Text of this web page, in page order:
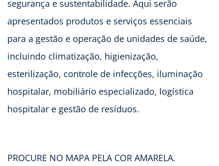
segurança e sustentabilidade. Aqui serão
apresentados produtos e serviços essenciais
para a gestão e operação de unidades de saúde,
incluindo climatização, higienização,
esterilização, controle de infecções, iluminação
hospitalar, mobiliário especializado, logística
hospitalar e gestão de resíduos.
PROCURE NO MAPA PELA COR AMARELA.